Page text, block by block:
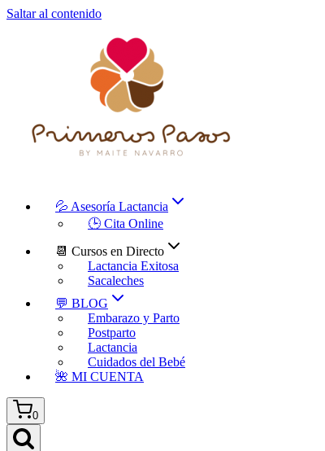
Saltar al contenido
💦 Asesoría Lactancia
🕒 Cita Online
📆 Cursos en Directo
Lactancia Exitosa
Sacaleches
💬 BLOG
Embarazo y Parto
Postparto
Lactancia
Cuidados del Bebé
🌺 MI CUENTA
0